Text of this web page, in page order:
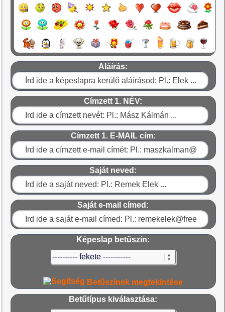
Aláírás:
Címzett 1. NÉV:
Címzett 1. E-MAIL cím:
Saját neved:
Saját e-mail címed:
Képeslap betűszín:
Betűszínek megtekintése
Betűtípus kiválasztása: